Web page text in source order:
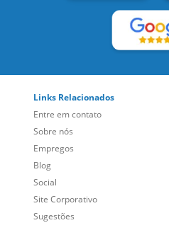
Sobre nós
Empregos
Blog
Social
Site Corporativo
Sugestões
Folheto dos Cursos de
Idiomas